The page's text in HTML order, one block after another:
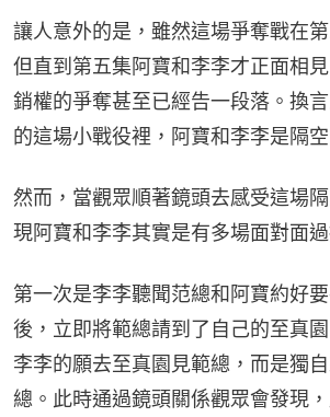
讓人意外的是，雖然這場爭奪戰在
但直到第五集阿寶和李李才正面相
銷權的爭奪甚至已經告一段落。換
的這場小戰役裡，阿寶和李李是隔空
然而，當觀眾順著鏡頭去感受這場
現阿寶和李李其實是有多場面對面過
第一次是李李聽聞范總和阿寶約好
後，立即將範總請到了自己的至真
李李的願去至真園見範總，而是獨
總。此時通過鏡頭關係觀眾會發現